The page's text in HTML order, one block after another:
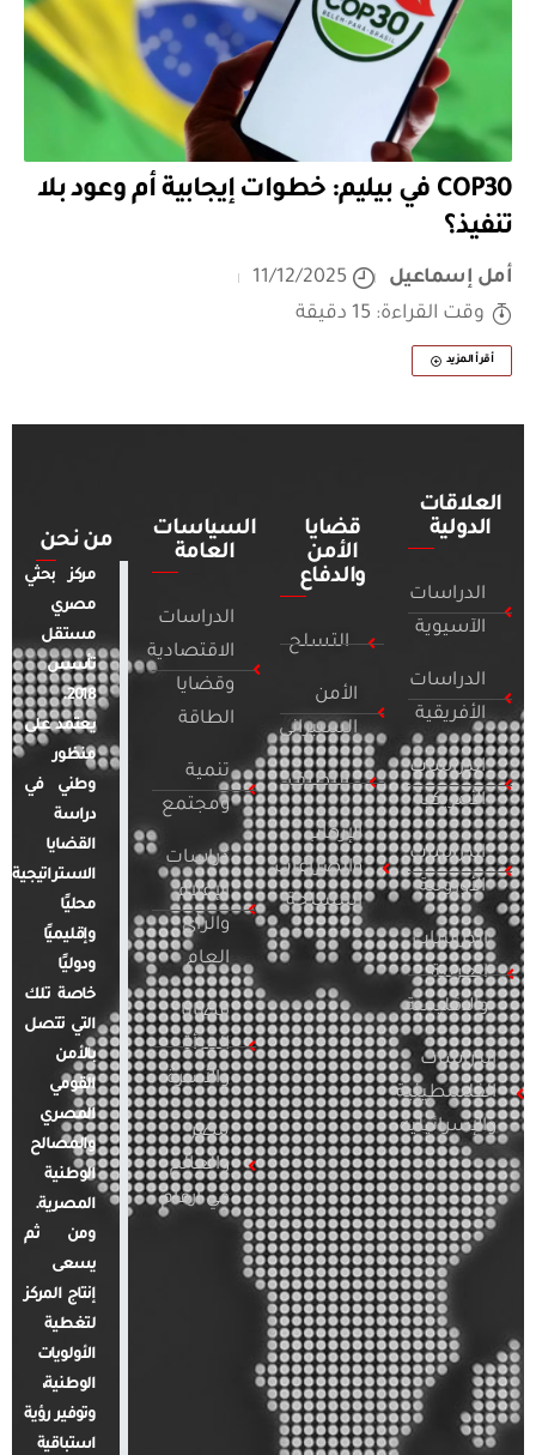
COP30 في بيليم: خطوات إيجابية أم وعود بلا
تنفيذ؟
أمل إسماعيل
11/12/2025
وقت القراءة: 15 دقيقة
أقرأ المزيد
العلاقات
الدولية
الدراسات
الآسيوية
الدراسات
الأفريقية
الدراسات
الأمريكية
الدراسات
الأوروبية
الدراسات
العربية
والإقليمية
الدراسات
الفلسطينية
والإسرائيلية
قضايا
الأمن
والدفاع
التسلح
الأمن
السيبراني
التطرف
الإرهاب
والصراعات
المسلحة
السياسات
العامة
الدراسات
الاقتصادية
وقضايا
الطاقة
تنمية
ومجتمع
دراسات
الإعلام
والرأي
العام
قضايا
المرأة
والأسرة
مصر
والعالم
في أرقام
من نحن
مركز بحثي
مصري
مستقل
تأسس
2018.
يعتمد على
منظور
وطني في
دراسة
القضايا
الاستراتيجية
محليًا
وإقليميًا
ودوليًا
خاصة تلك
التي تتصل
بالأمن
القومي
المصري
والمصالح
الوطنية
المصرية.
ومن ثم
يسعى
إنتاج المركز
لتغطية
الأولويات
الوطنية،
وتوفير رؤية
استباقية